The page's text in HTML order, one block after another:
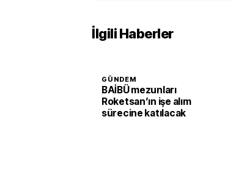
İlgili Haberler
GÜNDEM
BAİBÜ mezunları
Roketsan’ın işe alım
sürecine katılacak